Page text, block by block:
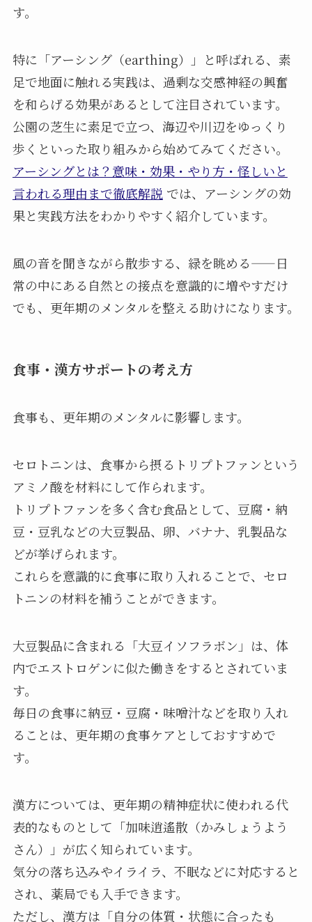
す。
特に「アーシング（earthing）」と呼ばれる、素
足で地面に触れる実践は、過剰な交感神経の興奮
を和らげる効果があるとして注目されています。
公園の芝生に素足で立つ、海辺や川辺をゆっくり
歩くといった取り組みから始めてみてください。
アーシングとは？意味・効果・やり方・怪しいと
言われる理由まで徹底解説では、アーシングの効
果と実践方法をわかりやすく紹介しています。
風の音を聞きながら散歩する、緑を眺める——日
常の中にある自然との接点を意識的に増やすだけ
でも、更年期のメンタルを整える助けになります。
食事・漢方サポートの考え方
食事も、更年期のメンタルに影響します。
セロトニンは、食事から摂るトリプトファンという
アミノ酸を材料にして作られます。
トリプトファンを多く含む食品として、豆腐・納
豆・豆乳などの大豆製品、卵、バナナ、乳製品な
どが挙げられます。
これらを意識的に食事に取り入れることで、セロ
トニンの材料を補うことができます。
大豆製品に含まれる「大豆イソフラボン」は、体
内でエストロゲンに似た働きをするとされていま
す。
毎日の食事に納豆・豆腐・味噌汁などを取り入れ
ることは、更年期の食事ケアとしておすすめで
す。
漢方については、更年期の精神症状に使われる代
表的なものとして「加味逍遙散（かみしょうよう
さん）」が広く知られています。
気分の落ち込みやイライラ、不眠などに対応すると
され、薬局でも入手できます。
ただし、漢方は「自分の体質・状態に合ったも